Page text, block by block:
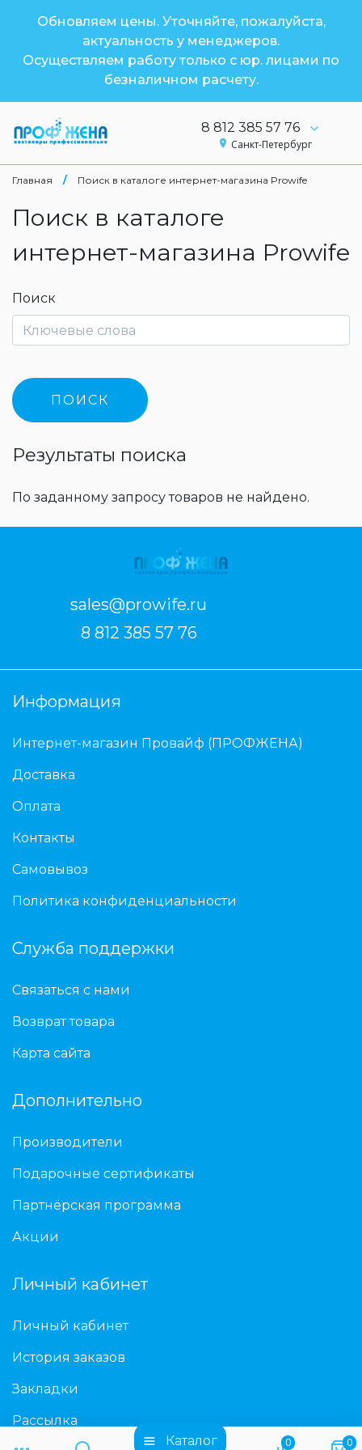
Обновляем цены. Уточняйте, пожалуйста,
актуальность у менеджеров.
Осуществляем работу только с юр. лицами по
безналичном расчету.
8 812 385 57 76
Санкт-Петербург
Каталог 0 0
Главная / Поиск в каталоге интернет-магазина Prowife
Поиск в каталоге
интернет-магазина Prowife
Поиск
Результаты поиска
По заданному запросу товаров не найдено.
sales@prowife.ru
8 812 385 57 76
Информация
Интернет-магазин Провайф (ПРОФЖЕНА)
Доставка
Оплата
Контакты
Самовывоз
Политика конфиденциальности
Служба поддержки
Связаться с нами
Возврат товара
Карта сайта
Дополнительно
Производители
Подарочные сертификаты
Партнёрская программа
Акции
Личный кабинет
Личный кабинет
История заказов
Закладки
Рассылка